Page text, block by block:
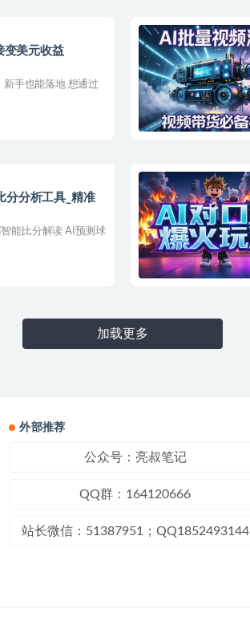
变美元收益
新手也能落地 想通过
分分析工具_精准
能比分解读 AI预测球
加载更多
外部推荐
公众号：亮叔笔记
QQ群：164120666
站长微信：51387951；QQ1852493144